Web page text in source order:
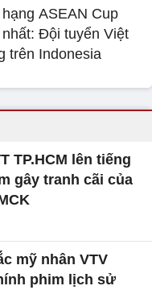
ASEAN Cup
Đội tuyển Việt
trên Indonesia
TP.HCM lên tiếng
gây tranh cãi của
mỹ nhân VTV
phim lịch sử